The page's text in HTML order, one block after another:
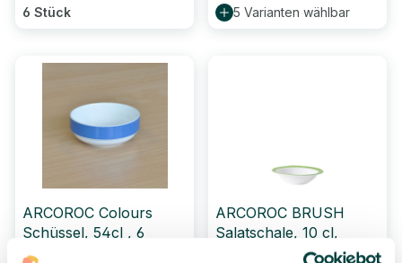
6 Stück 5 Varianten wählbar
ARCOROC Colours
Schüssel, 54cl , 6
Stück
ARCOROC BRUSH
Salatschale, 10 cl,
stapelbar, 6 Stück